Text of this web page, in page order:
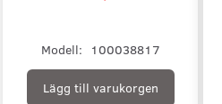
Modell: 100038817
Lägg till varukorgen